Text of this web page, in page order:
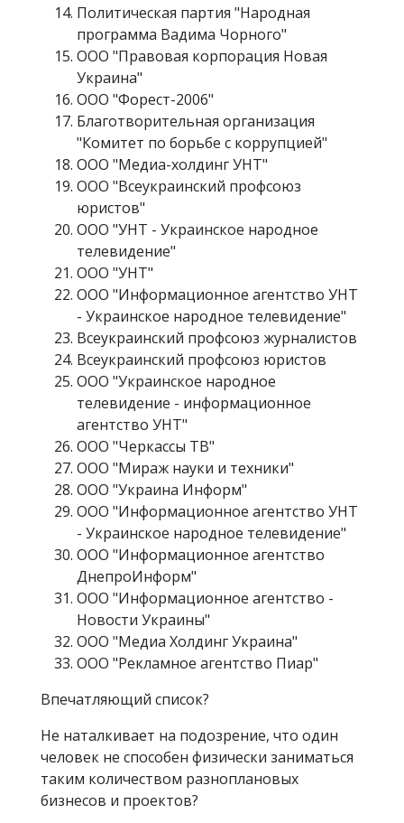
Политическая партия "Народная
программа Вадима Чорного"
ООО "Правовая корпорация Новая
Украина"
ООО "Форест-2006"
Благотворительная организация
"Комитет по борьбе с коррупцией"
ООО "Медиа-холдинг УНТ"
ООО "Всеукраинский профсоюз
юристов"
ООО "УНТ - Украинское народное
телевидение"
ООО "УНТ"
ООО "Информационное агентство УНТ
- Украинское народное телевидение"
Всеукраинский профсоюз журналистов
Всеукраинский профсоюз юристов
ООО "Украинское народное
телевидение - информационное
агентство УНТ"
ООО "Черкассы ТВ"
ООО "Мираж науки и техники"
ООО "Украина Информ"
ООО "Информационное агентство УНТ
- Украинское народное телевидение"
ООО "Информационное агентство
ДнепроИнформ"
ООО "Информационное агентство -
Новости Украины"
ООО "Медиа Холдинг Украина"
ООО "Рекламное агентство Пиар"
Впечатляющий список?
Не наталкивает на подозрение, что один
человек не способен физически заниматься
таким количеством разноплановых
бизнесов и проектов?